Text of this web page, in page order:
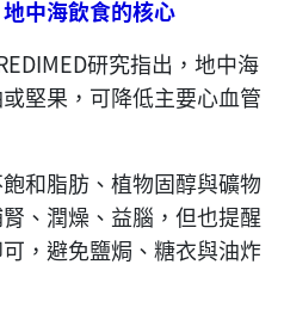
中海飲食的核心
研究指出，地中海
堅果，可降低主要心血管
和脂肪、植物固醇與礦物
、潤燥、益腦，但也提醒
，避免鹽焗、糖衣與油炸